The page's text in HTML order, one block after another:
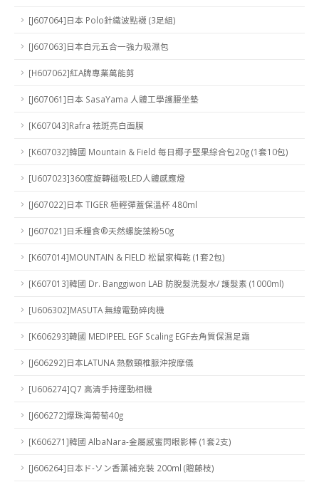
[J607064]日本 Polo針織波點襪 (3足組)
[J607063]日本白元五合一強力吸濕包
[H607062]紅A牌專業萬能剪
[J607061]日本 SasaYama 人體工學護腰坐墊
[K607043]Rafra 祛斑亮白面膜
[K607032]韓國 Mountain & Field 每日椰子堅果綜合包20g (1套10包)
[U607023]360度旋轉磁吸LED人體感應燈
[J607022]日本 TIGER 極輕彈蓋保溫杯 480ml
[J607021]日禾糧食®天然螺旋藻粉50g
[K607014]MOUNTAIN & FIELD 松鼠家梅乾 (1套2包)
[K607013]韓國 Dr. Banggiwon LAB 防脫髮洗髮水/ 護髮素 (1000ml)
[U606302]MASUTA 無線電動碎肉機
[K606293]韓國 MEDIPEEL EGF Scaling EGF去角質保濕足霜
[J606292]日本LATUNA 熱敷頸椎脈沖按摩儀
[U606274]Q7 高清手持運動相機
[J606272]爆珠海葡萄40g
[K606271]韓國 AlbaNara-金屬感蜜閃眼影棒 (1套2支)
[J606264]日本ド-ソン香薰補充裝 200ml (贈藤枝)